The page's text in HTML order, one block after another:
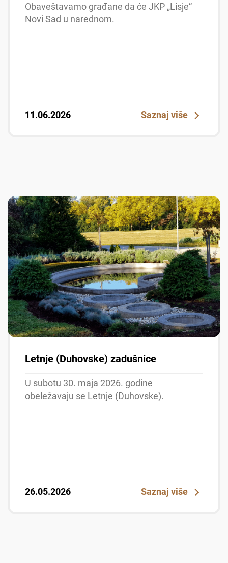
Obaveštavamo građane da će JKP „Lisje“
Novi Sad u narednom.
11.06.2026 Saznaj više
Letnje (Duhovske) zadušnice
U subotu 30. maja 2026. godine
obeležavaju se Letnje (Duhovske).
26.05.2026 Saznaj više